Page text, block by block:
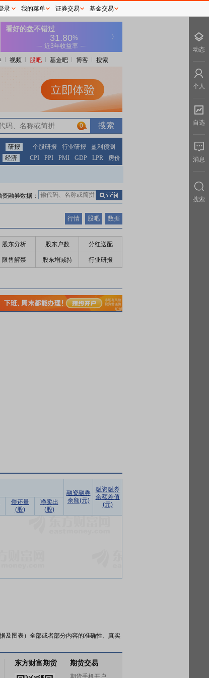
视频 股吧 基金吧 博客 搜索
0
研报 个股研报 行业研报
盈利预测
经济 CPI PPI PMI GDP LPR 房价
融券数据：
行情 股吧 数据
股东分析 股东户数 分红送配
限售解禁 股东增减持 行业研报
融资融券
余额(元)
融资融券
余额差值
(元)
偿还量
(股)
净卖出
(股)
及图表）全部或者部分内容的准确性、真实
东方财富期货 期货交易
期货手机开户
录 我的菜单 证券交易 基金交易
动态
个人
自选
消息
搜索